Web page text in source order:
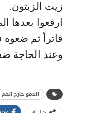
زيت الزيتون.
ارفعوا بعدها
فاتراً ثم
وعند الحاجة
الحمو خارج الفم